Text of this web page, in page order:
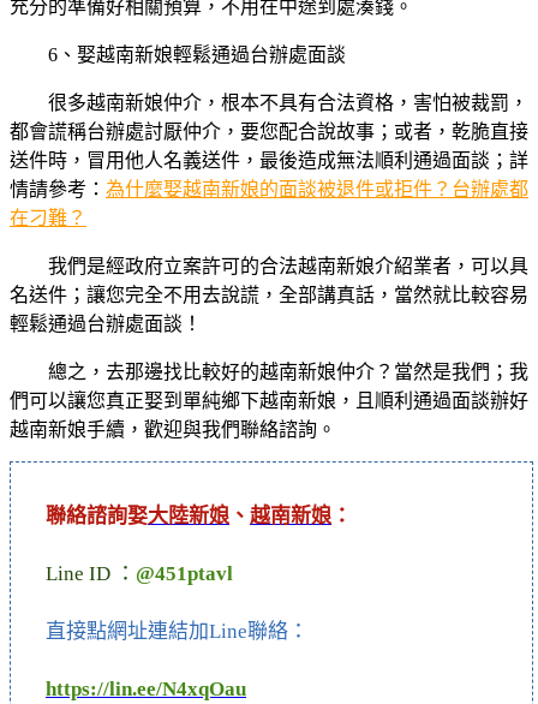
充分的準備好相關預算，不用在中途到處湊錢。
6、娶越南新娘輕鬆通過台辦處面談
很多越南新娘仲介，根本不具有合法資格，害怕被裁罰，
都會謊稱台辦處討厭仲介，要您配合說故事；或者，乾脆直接
送件時，冒用他人名義送件，最後造成無法順利通過面談；詳
情請參考： 為什麼娶越南新娘的面談被退件或拒件？台辦處都
在刁難？
我們是經政府立案許可的合法越南新娘介紹業者，可以具
名送件；讓您完全不用去說謊，全部講真話，當然就比較容易
輕鬆通過台辦處面談！
總之，去那邊找比較好的越南新娘仲介？當然是我們；我
們可以讓您真正娶到單純鄉下越南新娘，且順利通過面談辦好
越南新娘手續，歡迎與我們聯絡諮詢。
聯絡諮詢娶大陸新娘 、 越南新娘 ：
Line ID ： @451ptavl
直接點網址連結加Line聯絡：
https://lin.ee/N4xqOau